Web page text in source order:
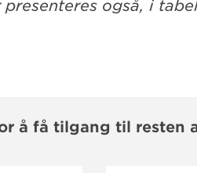
også, i
å få tilgang til resten